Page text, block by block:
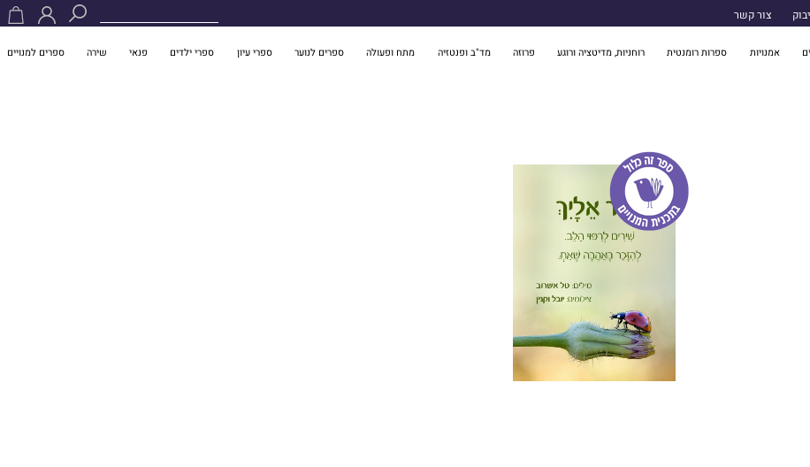
צור קשר
אמנויות ספרות רומנטית רוחניות, מדיטציה ורוגע פרוזה מד"ב ופנטזיה מתח ופעולה ספרים לנוער ספרי עיון ספרי ילדים פנאי שירה ספרים למנויים